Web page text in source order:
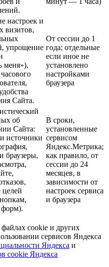
настроек и
визитов,
упрощение
меня»),
Сайта.
От сессии до 1
года; отдельные
если иное не
установлено
настройками
браузера
об
Сайта:
источники
браузеры,
целей
форм).
В сроки,
установленные
сервисом
Яндекс.Метрика;
как правило, от
сессии до 24
месяцев, в
зависимости от
настроек сервиса
и браузера
cookie и других
сервисов Яндекса
Яндекса и
cookie Яндекса